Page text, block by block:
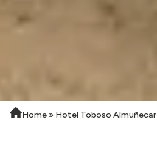
Home » Hotel Toboso Almuñecar